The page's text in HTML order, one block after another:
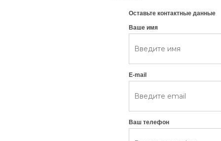
Оставьте контактные данные
Ваше имя
E-mail
Ваш телефон